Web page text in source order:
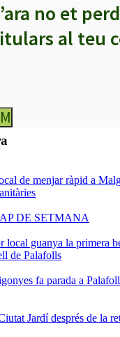
no et
al teu
de menjar ràpid a
DE SETMANA
local guanya la primera
de Palafolls
fa parada a
Jardí després de la